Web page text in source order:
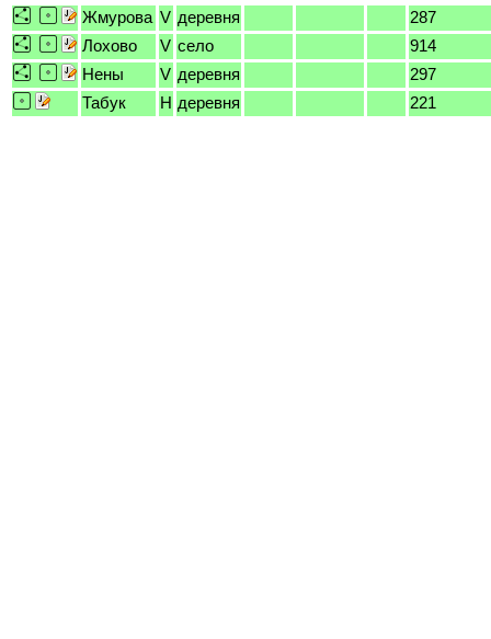
Жмурова V деревня
287
Лохово
V село
914
Нены
V деревня
297
Табук
H деревня 221